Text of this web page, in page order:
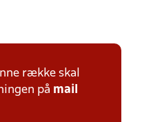
række skal
på mail